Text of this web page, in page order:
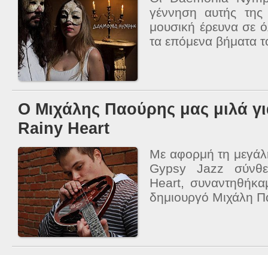
γέννηση αυτής
μουσική έρευνα σε
τα επόμενα βήματα
Ο Μιχάλης Παούρης μας μιλά
Rainy Heart
Με αφορμή τη
Gypsy Jazz
Heart,
δημιουργό Μιχάλη